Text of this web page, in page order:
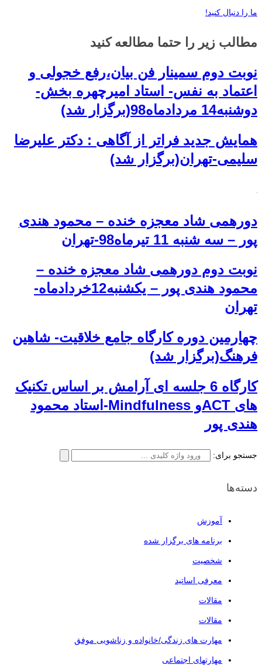
ما را دنبال کنید!
مطالب زیر را حتما مطالعه کنید
نوبت دوم سمینار فن بیان،رفع خجولی و
اعتماد به نفس- استاد امیرچهره بخش-
دوشنبه14 مردادماه98(برگزار شد)
همایش جدید فراتر از آگاهی : دکتر علیرضا
سلیمی-تهران(برگزار شد)
دورهمی شاد معجزه خنده – محمود هندی
پور – سه شنبه 11 تیرماه98-تهران
نوبت دوم دورهمی شاد معجزه خنده –
محمود هندی پور – یکشنبه12خردادماه-
تهران
چهارمین دوره کارگاه جامع خلاقیت- شاهین
فرهنگ(برگزار شد)
کارگاه 6 جلسه ای آرامش بر اساس تکنیک
های ACTو Mindfulness-استاد محمود
هندی پور
جستجو برای:
دسته‌ها
آموزش
برنامه های برگزار شده
شخصیت
معرفی اساتید
مقالات
مقالات
مهارت های زندگی/خانواده و زناشویی موفق
مهارتهای اجتماعی